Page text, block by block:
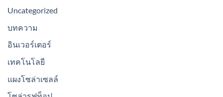
Uncategorized
บทความ
อินเวอร์เตอร์
เทคโนโลยี
แผงโซล่าเซลล์